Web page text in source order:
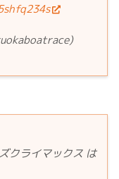
クライマックス は